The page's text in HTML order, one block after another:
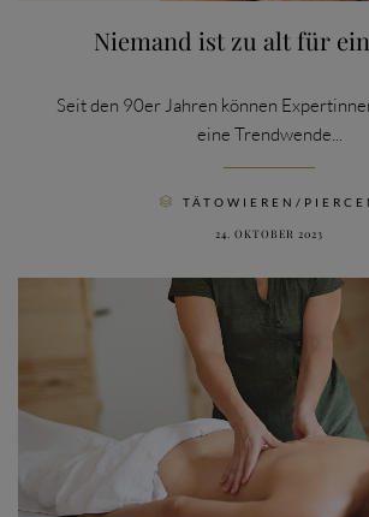
Niemand ist zu alt für
Seit den 90er Jahren können
eine Trendwende...
 TÄTOWIEREN/
24. OKTOBER 2023